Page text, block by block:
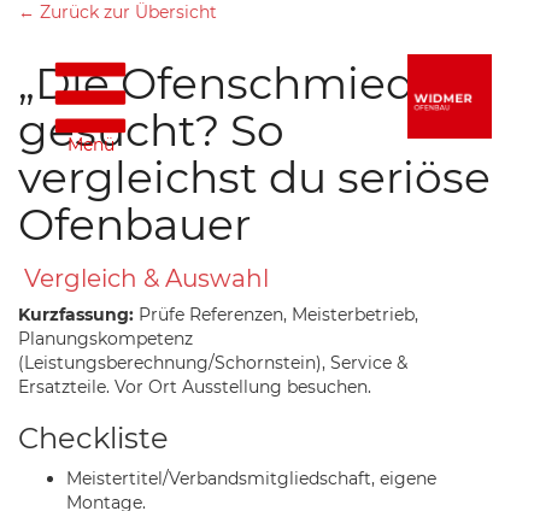
Menü
← Zurück zur Übersicht
„Die Ofenschmiede“
gesucht? So
vergleichst du seriöse
Ofenbauer
Vergleich & Auswahl
Kurzfassung: Prüfe Referenzen, Meisterbetrieb,
Planungskompetenz
(Leistungsberechnung/Schornstein), Service &
Ersatzteile. Vor Ort Ausstellung besuchen.
Checkliste
Meistertitel/Verbandsmitgliedschaft, eigene
Montage.